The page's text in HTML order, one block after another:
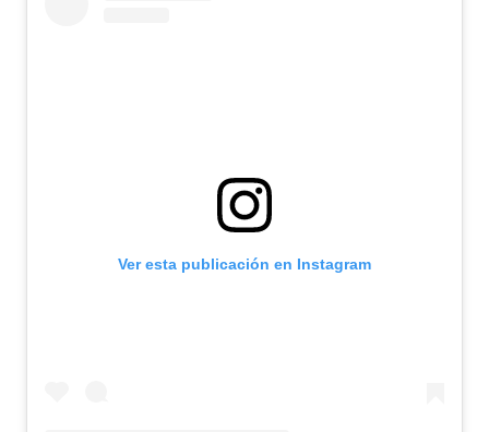
Ver esta publicación en Instagram